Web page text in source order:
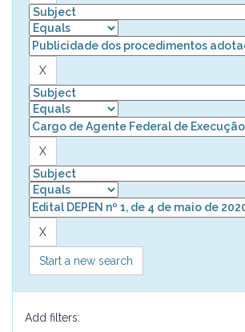
Start a new search
Add filters: